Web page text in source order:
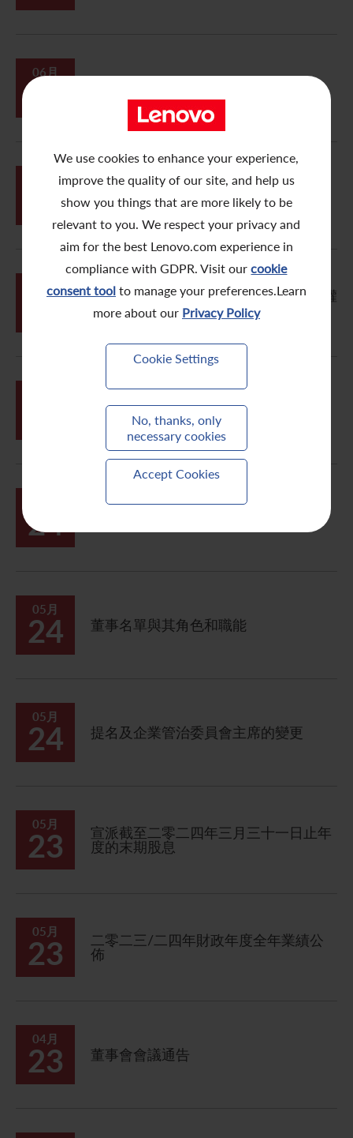
We use cookies to enhance your experience,
improve the quality of our site, and help us
show you things that are more likely to be
relevant to you. We respect your privacy and
aim for the best Lenovo.com experience in
compliance with GDPR. Visit ourcookie
consent toolto manage your preferences.Learn
more about our Privacy Policy
Cookie Settings
No, thanks, only
necessary cookies
Accept Cookies
06月
19
29 根據特別授權建議發行認股權證
05月
29
與ALAT的戰略合作及建議根據特別授權
發行可換股債券
薪酬委員會職權範圍書
24
05月
24 董事名單與其角色和職能
05月
24 提名及企業管治委員會主席的變更
05月
23
宣派截至二零二四年三月三十一日止年
度的末期股息
05月
23
二零二三/二四年財政年度全年業績公
佈
04月
23 董事會會議通告